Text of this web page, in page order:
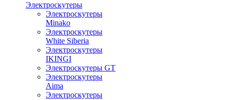
Электроскутеры
Электроскутеры
Minako
Электроскутеры
White Siberia
Электроскутеры
IKINGI
Электроскутеры GT
Электроскутеры
Aima
Электроскутеры